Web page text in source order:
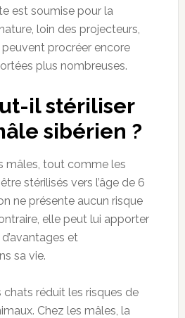
est soumise pour la
loin des projecteurs,
procréer encore
plus nombreuses.
il stériliser
sibérien ?
mâles, tout comme les
stérilisés vers l’âge de 6
ne présente aucun risque
elle peut lui apporter
et
sa vie.
chats réduit les risques de
Chez les mâles, la